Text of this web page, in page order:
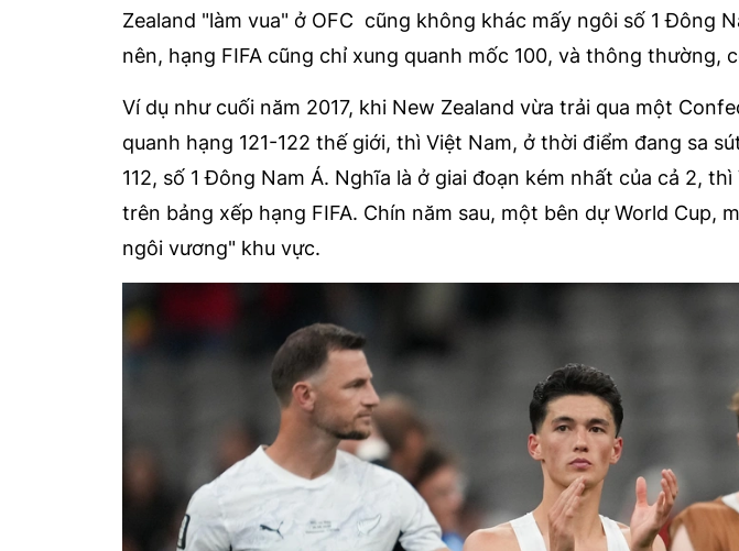
Zealand "làm vua" ở OFC cũng không khác mấy ngôi số 1 Đông
nên, hạng FIFA cũng chỉ xung quanh mốc 100, và thông thường,
Ví dụ như cuối năm 2017, khi New Zealand vừa trải qua một
quanh hạng 121-122 thế giới, thì Việt Nam, ở thời điểm đang sa
112, số 1 Đông Nam Á. Nghĩa là ở giai đoạn kém nhất của cả 2,
trên bảng xếp hạng FIFA. Chín năm sau, một bên dự World Cup,
ngôi vương" khu vực.